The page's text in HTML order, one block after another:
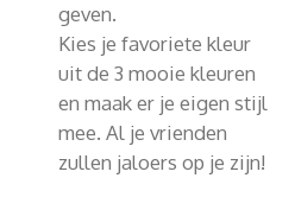
geven.
Kies je favoriete kleur
uit de 3 mooie kleuren
en maak er je eigen stijl
mee. Al je vrienden
zullen jaloers op je zijn!